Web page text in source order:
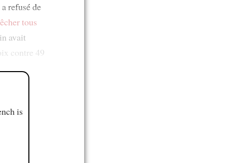
refusé de
tous
avait
contre 49
is